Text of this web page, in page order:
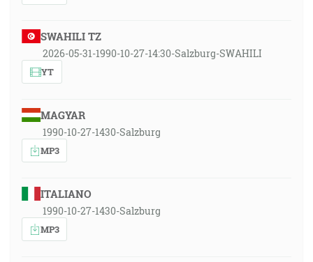
SWAHILI TZ
2026-05-31-1990-10-27-14:30-Salzburg-SWAHILI
YT
MAGYAR
1990-10-27-1430-Salzburg
MP3
ITALIANO
1990-10-27-1430-Salzburg
MP3